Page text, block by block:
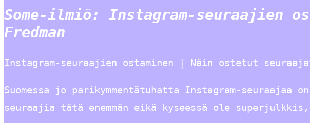
Some-ilmiö: Instagram-seuraajien
Fredman
Instagram-seuraajien ostaminen | Näin ostetut
Suomessa jo parikymmentätuhatta Instagram-
seuraajia tätä enemmän eikä kyseessä ole